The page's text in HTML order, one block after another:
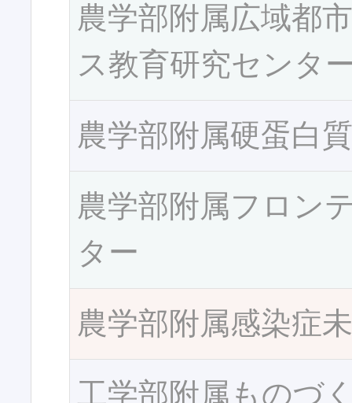
農学部附属広域都
ス教育研究センタ
農学部附属硬蛋白
農学部附属フロン
ター
農学部附属感染症
工学部附属ものづ